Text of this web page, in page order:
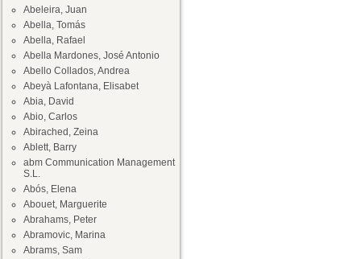
Abeleira, Juan
Abella, Tomás
Abella, Rafael
Abella Mardones, José Antonio
Abello Collados, Andrea
Abeyà Lafontana, Elisabet
Abia, David
Abio, Carlos
Abirached, Zeina
Ablett, Barry
abm Communication Management
S.L.
Abós, Elena
Abouet, Marguerite
Abrahams, Peter
Abramovic, Marina
Abrams, Sam